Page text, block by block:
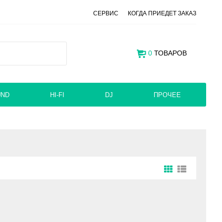
СЕРВИС КОГДА ПРИЕДЕТ ЗАКАЗ
0 ТОВАРОВ
HI-FI DJ ПРОЧЕЕ